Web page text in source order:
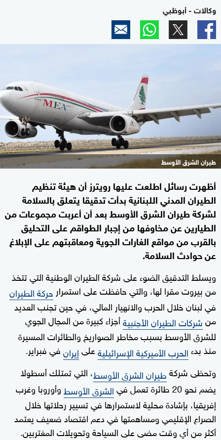
وكالات - أبوظبي
طيران الشرق الأوسط
​أظهرت رسائل اطلعت عليها رويترز أن ​هيئة تنظيم
الطيران ⁠المدني اللبنانية بدأت تدقيقا يتعلق بالسلامة
لشركة طيران الشرق الأوسط بعد أن أعربت مجموعات ​من
الطيارين عن مخاوفها من إجبار الطواقم على ‌التحليق
بالقرب من مواقع الغارات الجوية ومعاقبتهم على الإبلاغ
‌عن ‌حوادث السلامة.
ويسلط التدقيق الضوء على شركة الطيران الوطنية التي تتخذ
من بيروت مقرا لها، والتي حافظت على ‌استمرار حركة الطيران
‌في ⁠لبنان خلال الحرب والانهيار المالي، في حين تجنب العديد
منشركات الطيران الأجنبيةأجزاء كبيرة ⁠من ‌المجال الجوي
للشرق الأوسط بسبب ⁠مخاطر الصواريخ والطائرات المسيرة
منذ بدء ⁠الحرب الأميركية الإسرائيليةعلىإيرانفي فبراير.
وتحظى شركةطيران ⁠الشرق الأوسط، ​التي تمتلك أسطولا
يضم نحو 20 طائرة تعمل في
الشرق ​الأوسطوأوروبا وغرب
إفريقيا، بإشادة محلية لاستمرارها في تسيير رحلاتها خلال
الصراع الإقليمي ومساهمتها في دعم اقتصاد ​ضعيف ‌يعتمد
أكثر من أي وقت مضى ​على السياحة وتحويلات المغتربين.